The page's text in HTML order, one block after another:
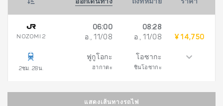
ออกเดินทาง ถึงที่หมาย ราคา
NOZOMI 2
2ชม. 28น.
06:00
อ., 11/08
ฟูกูโอกะ
ฮากาตะ
08:28
อ., 11/08
โอซากะ
ชินโอซากะ
¥ 14,750
แสดงเส้นทางรถไฟ